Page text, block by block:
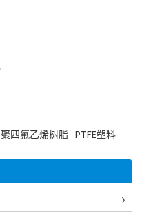
聚四氟乙烯树脂 PTFE塑料